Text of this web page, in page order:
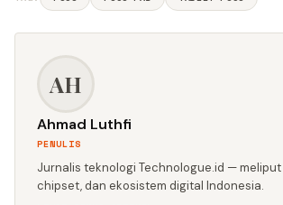
AH
Ahmad Luthfi
PENULIS
Jurnalis teknologi Technologue.id —
chipset, dan ekosistem digital Indonesia.